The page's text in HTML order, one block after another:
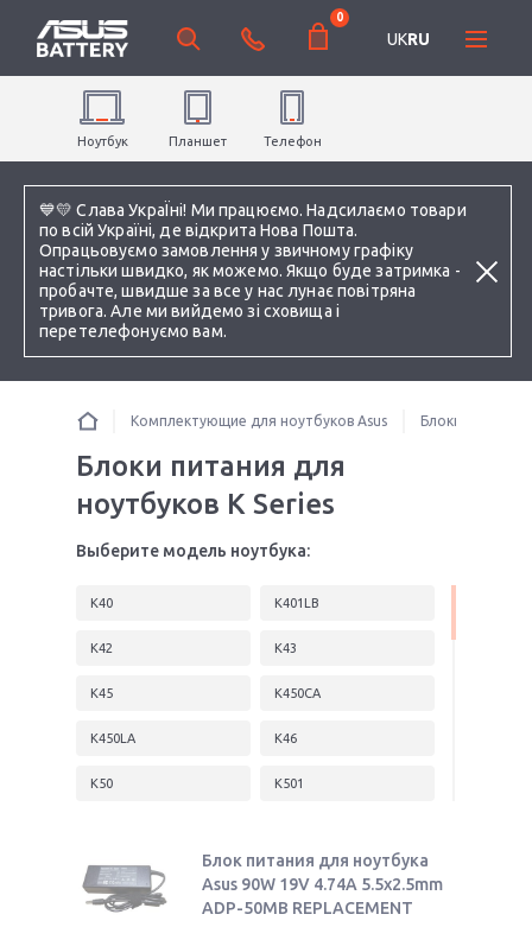
💙💛 Слава УкраЇні! Ми працюємо. Надсилаємо товари
по всій Україні, де відкрита Нова Пошта.
Опрацьовуємо замовлення у звичному графіку
настільки швидко, як можемо. Якщо буде затримка -
пробачте, швидше за все у нас лунає повітряна
тривога. Але ми вийдемо зі сховища і
перетелефонуємо вам.
0
UKRU
Ноутбук Планшет Телефон
Комплектующие для ноутбуков Asus Блоки питания
Блоки питания для
ноутбуков K Series
Выберите модель ноутбука:
K40 K401LB
K42 K43
K45 K450CA
K450LA K46
K50 K501
K53
K550C
Блок питания для ноутбука
Asus 90W 19V 4.74A 5.5x2.5mm
ADP-50MB REPLACEMENT